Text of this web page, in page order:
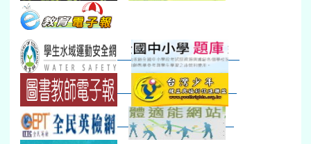
本週_友善校園週收學生證、換補教科...
本週_圖書館開放借...
開學日
第一週
超額比序暨免試入學...